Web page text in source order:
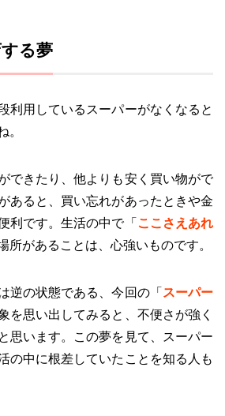
る夢
利用しているスーパーがなくなると
。
できたり、他よりも安く買い物がで
あると、買い忘れがあったときや金
利です。生活の中で「 ここさえあれ
所があることは、心強いものです。
逆の状態である、今回の「 スーパー
を思い出してみると、不便さが強く
思います。この夢を見て、スーパー
の中に根差していたことを知る人も